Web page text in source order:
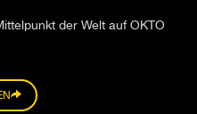
der Welt auf OKTO